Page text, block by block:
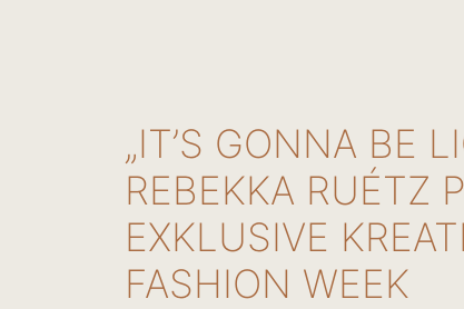
„IT’S GONNA BE
REBEKKA RUÉTZ
EXKLUSIVE
FASHION WEEK